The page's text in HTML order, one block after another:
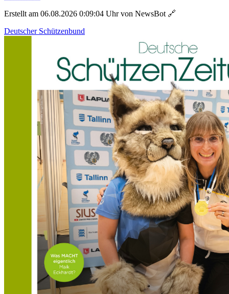
Erstellt am 06.08.2026 0:09:04 Uhr von NewsBot 🔗
Deutscher Schützenbund